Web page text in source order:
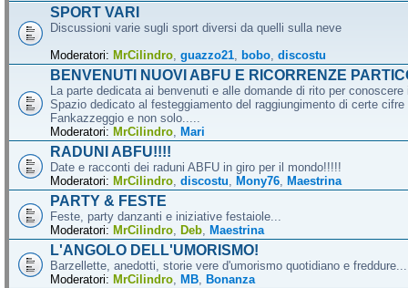
SPORT VARI
Discussioni varie sugli sport diversi da quelli sulla neve
Moderatori: MrCilindro guazzo21 bobo discostu
BENVENUTI NUOVI ABFU E RICORRENZE
La parte dedicata ai benvenuti e alle domande di rito per
Spazio dedicato al festeggiamento del raggiungimento di certe cifre
Fankazzeggio e non solo.....
Moderatori: MrCilindro Mari
RADUNI ABFU!!!!
Date e racconti dei raduni ABFU in giro per il mondo!!!!!
Moderatori: MrCilindro discostu Mony76 Maestrina
PARTY & FESTE
Feste, party danzanti e iniziative festaiole...
Moderatori: MrCilindro Deb Maestrina
L'ANGOLO DELL'UMORISMO!
Barzellette, anedotti, storie vere d'umorismo quotidiano e
Moderatori: MrCilindro MB Bonanza